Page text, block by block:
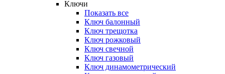
Ключи
Показать все
Ключ балонный
Ключ трещотка
Ключ рожковый
Ключ свечной
Ключ газовый
Ключ динамометрический